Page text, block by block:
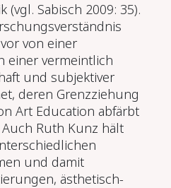
(vgl. Sabisch 2009: 35).
von einer
einer vermeintlich
und subjektiver
deren Grenzziehung
Art Education abfärbt
Auch Ruth Kunz hält
und damit
ästhetisch-